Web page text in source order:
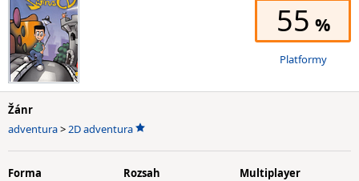
55
Platformy
Žánr
adventura>2D adventura
Forma
Rozsah
Multiplayer